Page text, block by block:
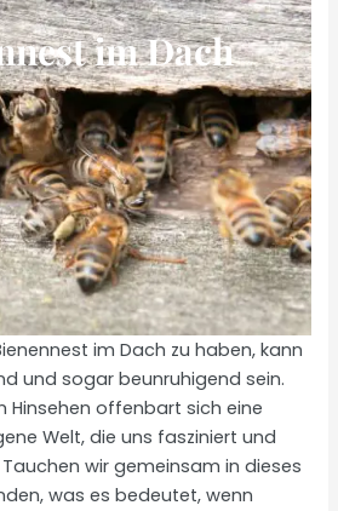
im Dach
im Dach zu haben, kann
und sogar beunruhigend sein.
Hinsehen offenbart sich eine
Welt, die uns fasziniert und
wir gemeinsam in dieses
was es bedeutet, wenn